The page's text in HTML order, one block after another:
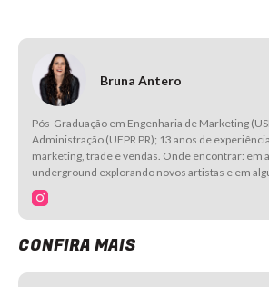
Bruna Antero
Pós-Graduação em Engenharia de Marketing
Administração (UFPR PR); 13 anos de
marketing, trade e vendas. Onde encontrar: em
underground explorando novos artistas e em
CONFIRA MAIS